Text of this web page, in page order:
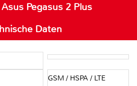
Pegasus 2 Plus
Daten
GSM / HSPA / LTE